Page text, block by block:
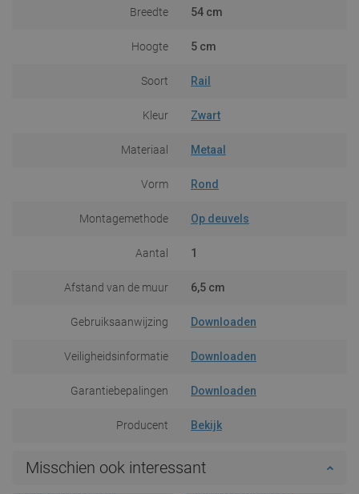
Breedte 54 cm
Hoogte 5 cm
Soort Rail
Kleur Zwart
Materiaal Metaal
Vorm Rond
Montagemethode Op deuvels
Aantal 1
Afstand van de muur 6,5 cm
Gebruiksaanwijzing Downloaden
Veiligheidsinformatie Downloaden
Garantiebepalingen Downloaden
Producent Bekijk
Misschien ook interessant